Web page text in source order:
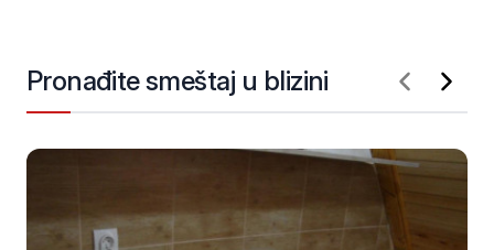
Pronađite smeštaj u blizini